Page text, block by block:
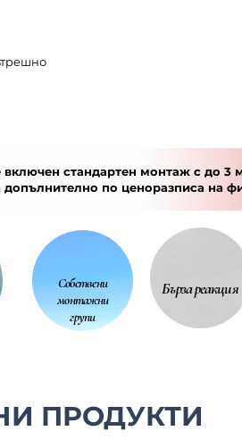
стандартен монтаж с до 3
допълнително по ценоразписа на
Собствени
монтажни
групи
Бърза реакция
ПРОДУКТИ